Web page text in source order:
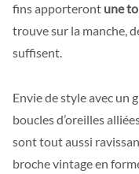
fins apporteront une
trouve sur la manche,
suffisent.
Envie de style avec un
boucles d’oreilles
sont tout aussi
broche vintage en